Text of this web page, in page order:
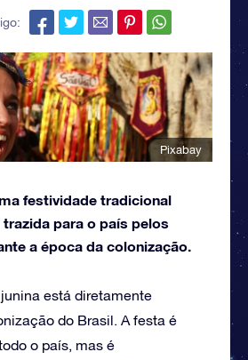
Pixabay
festividade tradicional
para o país pelos
a época da colonização.
está diretamente
do Brasil. A festa é
o país, mas é